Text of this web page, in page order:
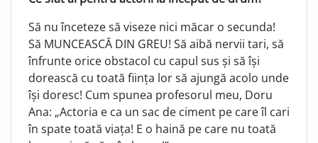
Să nu înceteze să viseze nici măcar o secunda!
Să MUNCEASCĂ DIN GREU! Să aibă nervii tari, să
înfrunte orice obstacol cu capul sus și să își
dorească cu toată ființa lor să ajungă acolo unde
își doresc! Cum spunea profesorul meu, Doru
Ana: „Actoria e ca un sac de ciment pe care îl cari
în spate toată viața! E o haină pe care nu toată